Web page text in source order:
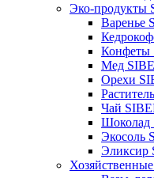
Эко-продукты
Варенье
Конфеты
Мед
Орехи
Чай
Шоколад
Экосоль
Эликсир